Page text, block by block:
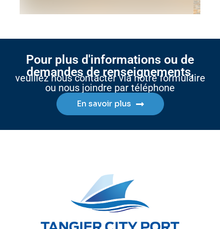
Pour plus d'informations ou de
demandes de renseignements,
veuillez nous contacter via notre formulaire
ou nous joindre par téléphone
En savoir plus